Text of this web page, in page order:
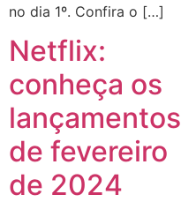
no dia 1º. Confira o […]
Netflix:
conheça os
lançamentos
de fevereiro
de 2024